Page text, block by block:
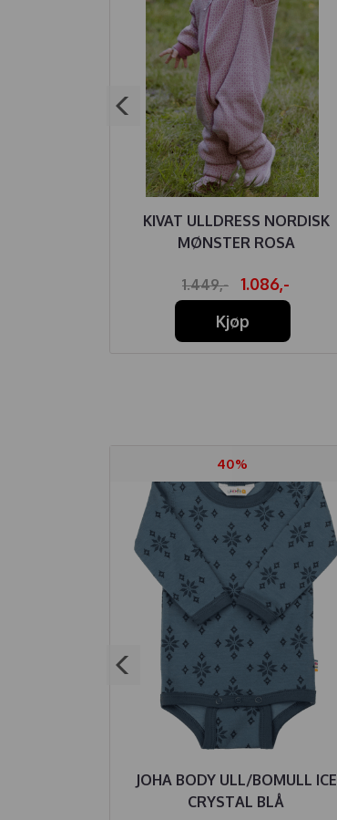
KIVAT ULLDRESS NORDISK
MØNSTER ROSA
1.449,-
1.086,-
Kjøp
40%
JOHA BODY ULL/BOMULL ICE
CRYSTAL BLÅ